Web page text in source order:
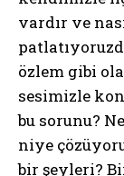
vardır ve
özlem gibi
sesimizle
bu sorunu?
niye
bir şeyleri?